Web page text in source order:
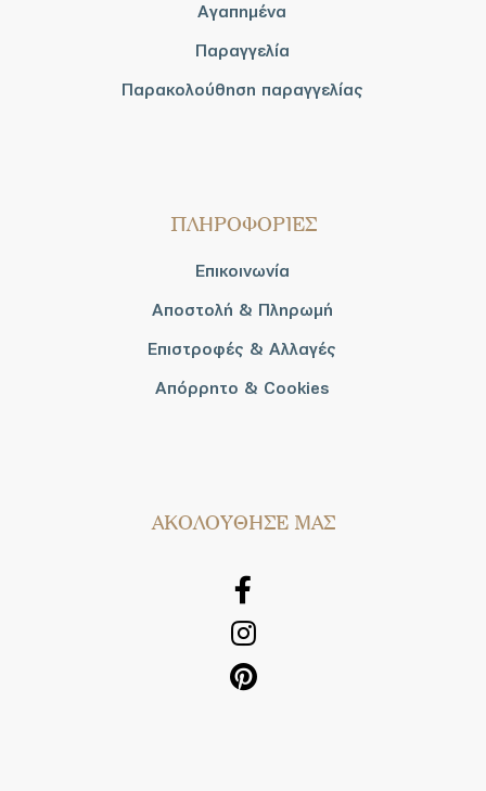
Αγαπημένα
Παραγγελία
Παρακολούθηση παραγγελίας
ΠΛΗΡΟΦΟΡΙΕΣ
Επικοινωνία
Αποστολή & Πληρωμή
Επιστροφές & Αλλαγές
Απόρρητο & Cookies
AΚΟΛΟΥΘΗΣΕ ΜΑΣ